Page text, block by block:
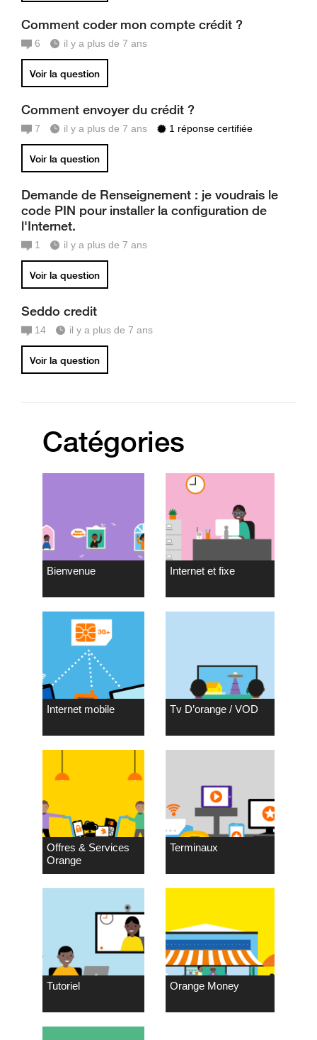
Comment coder mon compte crédit ?
6 il y a plus de 7 ans
Voir la question
Comment envoyer du crédit ?
7 il y a plus de 7 ans 1 réponse certifiée
Voir la question
Demande de Renseignement : je voudrais le
code PIN pour installer la configuration de
l'Internet.
1 il y a plus de 7 ans
Voir la question
Seddo credit
14 il y a plus de 7 ans
Voir la question
Catégories
Bienvenue Internet et fixe
Internet mobile Tv D’orange / VOD
Offres & Services
Orange
Terminaux
Tutoriel Orange Money